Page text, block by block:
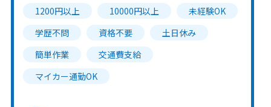
1200円以上
10000円以上
未経験OK
学歴不問
資格不要
土日休み
簡単作業
交通費支給
マイカー通勤OK